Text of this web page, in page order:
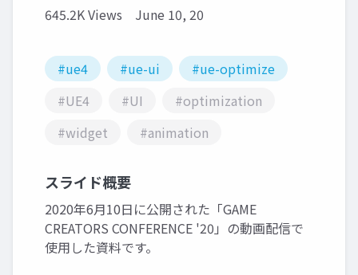
645.2K Views June 10, 20
#ue4 #ue-ui
#ue-optimize
#UE4
#UI
#optimization
#widget
#animation
スライド概要
2020年6月10日に公開された「GAME
CREATORS CONFERENCE '20」の動画配信で
使用した資料です。